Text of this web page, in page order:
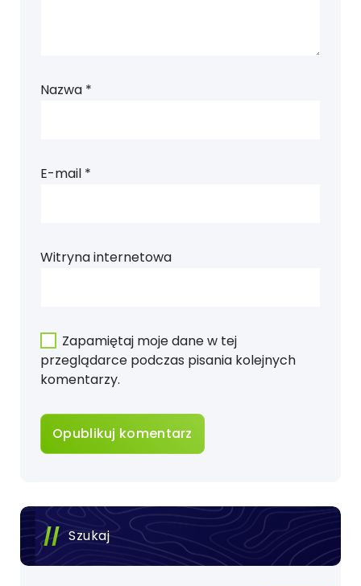
Nazwa *
E-mail *
Witryna internetowa
Zapamiętaj moje dane w tej
przeglądarce podczas pisania kolejnych
komentarzy.
Szukaj